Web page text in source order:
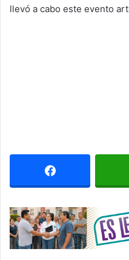
llevó a cabo este evento